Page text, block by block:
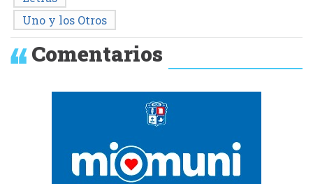
Uno y los Otros
Comentarios